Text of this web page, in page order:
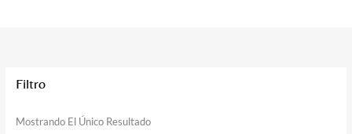
Filtro
Mostrando El Único Resultado